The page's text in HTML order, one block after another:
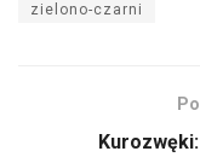
zielono-czarni